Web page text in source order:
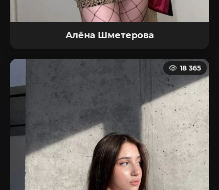
Алёна Шметерова
18 365